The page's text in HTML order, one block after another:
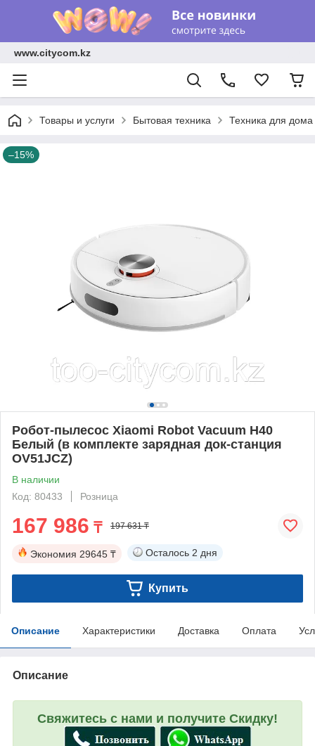
www.citycom.kz
Товары и услуги Бытовая техника Техника для дома
–15%
Робот-пылесос Xiaomi Robot Vacuum H40
Белый (в комплекте зарядная док-станция
OV51JCZ)
В наличии
Код: 80433
Розница
167 986 ₸ 197 631 ₸
Экономия 29645 ₸ Осталось 2 дня
Купить
Описание Характеристики Доставка Оплата
Описание
Свяжитесь с нами и получите Скидку!